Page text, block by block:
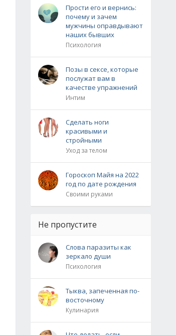
Прости его и вернись:
почему и зачем
мужчины оправдывают
наших бывших
Психология
Позы в сексе, которые
послужат вам в
качестве упражнений
Интим
Сделать ноги
красивыми и
стройными
Уход за телом
Гороскоп Майя на 2022
год по дате рождения
Своими руками
Не пропустите
Слова паразиты как
зеркало души
Психология
Тыква, запеченная по-
восточному
Кулинария